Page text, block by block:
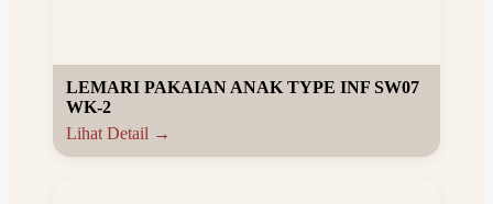
LEMARI PAKAIAN ANAK TYPE INF SW07
WK-2
Lihat Detail →